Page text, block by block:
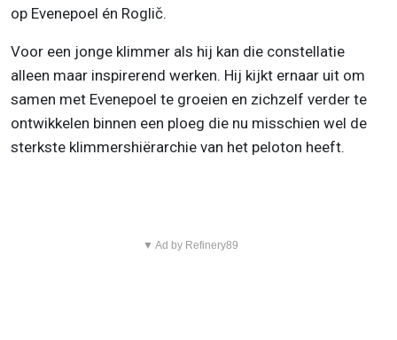
op Evenepoel én Roglič.
Voor een jonge klimmer als hij kan die constellatie
alleen maar inspirerend werken. Hij kijkt ernaar uit om
samen met Evenepoel te groeien en zichzelf verder te
ontwikkelen binnen een ploeg die nu misschien wel de
sterkste klimmershiërarchie van het peloton heeft.
▼ Ad by Refinery89